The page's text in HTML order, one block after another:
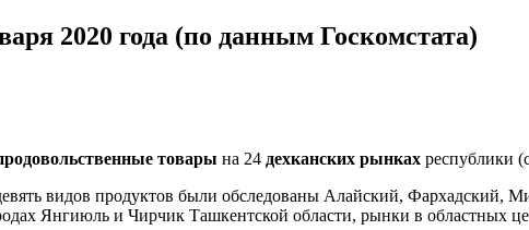
2020 года (по данным Госкомстата)
товары на 24 дехканских рынках республики
видов продуктов были обследованы Алайский, Фархадский,
Янгиюль и Чирчик Ташкентской области, рынки в областных